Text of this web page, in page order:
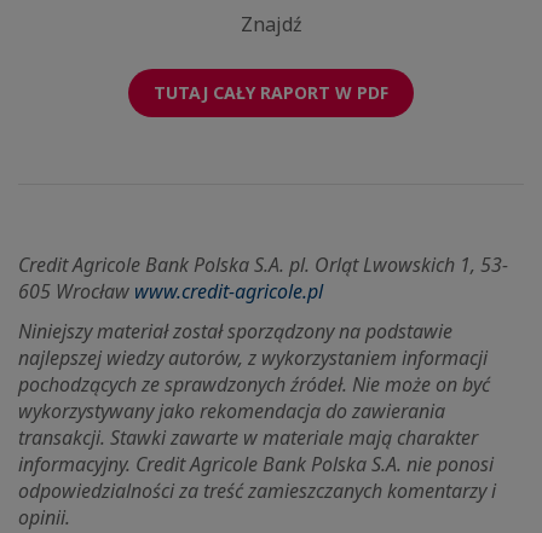
Znajdź
TUTAJ CAŁY RAPORT W PDF
Credit Agricole Bank Polska S.A. pl. Orląt Lwowskich 1, 53-
605 Wrocław www.credit-agricole.pl
Niniejszy materiał został sporządzony na podstawie
najlepszej wiedzy autorów, z wykorzystaniem informacji
pochodzących ze sprawdzonych źródeł. Nie może on być
wykorzystywany jako rekomendacja do zawierania
transakcji. Stawki zawarte w materiale mają charakter
informacyjny. Credit Agricole Bank Polska S.A. nie ponosi
odpowiedzialności za treść zamieszczanych komentarzy i
opinii.